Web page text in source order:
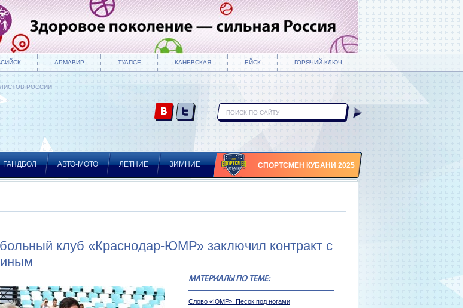
АРМАВИР ТУАПСЕ КАНЕВСКАЯ ЕЙСК ГОРЯЧИЙ КЛЮЧ
РОССИИ
ГАНДБОЛ АВТО-МОТО ЛЕТНИЕ ЗИМНИЕ СПОРТСМЕН КУБАНИ 2025
клуб «Краснодар-ЮМР» заключил контракт с
МАТЕРИАЛЫ ПО ТЕМЕ:
Слово «ЮМР». Песок под ногами